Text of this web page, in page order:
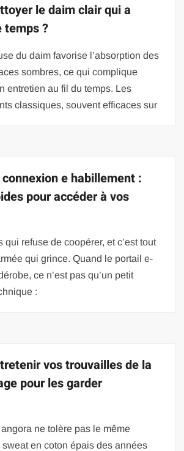
le daim clair qui a
temps ?
du daim favorise l’absorption des
sombres, ce qui complique
entretien au fil du temps. Les
classiques, souvent efficaces sur
e habillement :
pour accéder à vos
qui refuse de coopérer, et c’est tout
qui grince. Quand le portail e-
ce n’est pas qu’un petit
:
vos trouvailles de la
pour les garder
ne tolère pas le même
sweat en coton épais des années